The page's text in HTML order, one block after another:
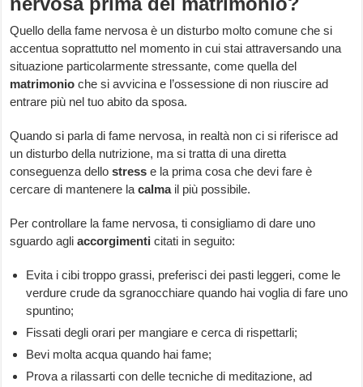
Quello della fame nervosa è un disturbo molto comune che si
accentua soprattutto nel momento in cui stai attraversando una
situazione particolarmente stressante, come quella del
matrimonio che si avvicina e l’ossessione di non riuscire ad
entrare più nel tuo abito da sposa.
Quando si parla di fame nervosa, in realtà non ci si riferisce ad
un disturbo della nutrizione, ma si tratta di una diretta
conseguenza dellostress e la prima cosa che devi fare è
cercare di mantenere lacalmail più possibile.
Per controllare la fame nervosa, ti consigliamo di dare uno
sguardo agliaccorgimenti citati in seguito:
Evita i cibi troppo grassi, preferisci dei pasti leggeri, come le
verdure crude da sgranocchiare quando hai voglia di fare uno
spuntino;
Fissati degli orari per mangiare e cerca di rispettarli;
Bevi molta acqua quando hai fame;
Prova a rilassarti con delle tecniche di meditazione, ad